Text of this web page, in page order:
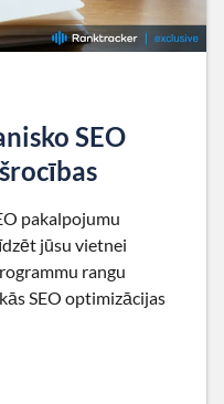
SEO
pakalpojumu
jūsu vietnei
rangu
SEO optimizācijas